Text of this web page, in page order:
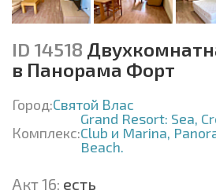
ID 14518
в Панорама Форт
Город:Святой Влас
Комплекс:
Grand Resort: Sea,
Club и Marina,
Beach.
Акт 16: есть